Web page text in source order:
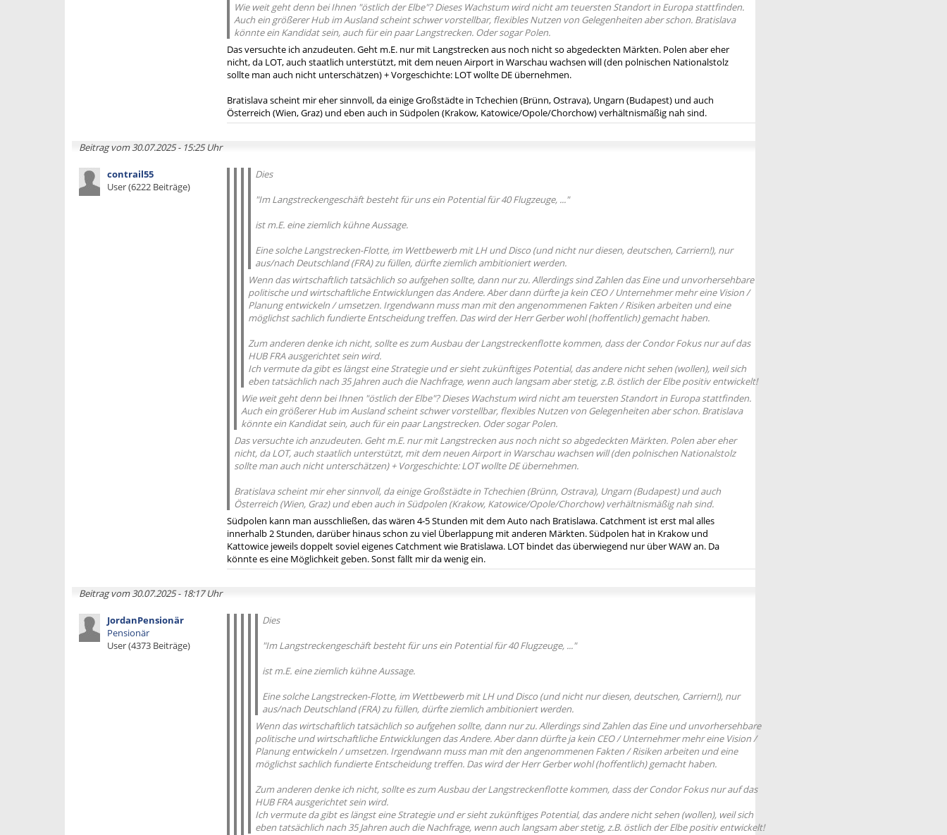
Wie weit geht denn bei Ihnen "östlich der Elbe"? Dieses Wachstum wird nicht am teuersten Standort in Europa stattfinden.
Auch ein größerer Hub im Ausland scheint schwer vorstellbar, flexibles Nutzen von Gelegenheiten aber schon. Bratislava
könnte ein Kandidat sein, auch für ein paar Langstrecken. Oder sogar Polen.
Das versuchte ich anzudeuten. Geht m.E. nur mit Langstrecken aus noch nicht so abgedeckten Märkten. Polen aber eher
nicht, da LOT, auch staatlich unterstützt, mit dem neuen Airport in Warschau wachsen will (den polnischen Nationalstolz
sollte man auch nicht unterschätzen) + Vorgeschichte: LOT wollte DE übernehmen.
Bratislava scheint mir eher sinnvoll, da einige Großstädte in Tchechien (Brünn, Ostrava), Ungarn (Budapest) und auch
Österreich (Wien, Graz) und eben auch in Südpolen (Krakow, Katowice/Opole/Chorchow) verhältnismäßig nah sind.
Beitrag vom 30.07.2025 - 15:25 Uhr
contrail55
User (6222 Beiträge)
Dies
"Im Langstreckengeschäft besteht für uns ein Po­tential für 40 Flugzeuge, ..."
ist m.E. eine ziemlich kühne Aussage.
Eine solche Langstrecken-Flotte, im Wettbewerb mit LH und Disco (und nicht nur diesen, deutschen, Carriern!), nur
aus/nach Deutschland (FRA) zu füllen, dürfte ziemlich ambitioniert werden.
Wenn das wirtschaftlich tatsächlich so aufgehen sollte, dann nur zu. Allerdings sind Zahlen das Eine und unvorhersehbare
politische und wirtschaftliche Entwicklungen das Andere. Aber dann dürfte ja kein CEO / Unternehmer mehr eine Vision /
Planung entwickeln / umsetzen. Irgendwann muss man mit den angenommenen Fakten / Risiken arbeiten und eine
möglichst sachlich fundierte Entscheidung treffen. Das wird der Herr Gerber wohl (hoffentlich) gemacht haben.
Zum anderen denke ich nicht, sollte es zum Ausbau der Langstreckenflotte kommen, dass der Condor Fokus nur auf das
HUB FRA ausgerichtet sein wird.
Ich vermute da gibt es längst eine Strategie und er sieht zukünftiges Potential, das andere nicht sehen (wollen), weil sich
eben tatsächlich nach 35 Jahren auch die Nachfrage, wenn auch langsam aber stetig, z.B. östlich der Elbe positiv entwickelt!
Wie weit geht denn bei Ihnen "östlich der Elbe"? Dieses Wachstum wird nicht am teuersten Standort in Europa stattfinden.
Auch ein größerer Hub im Ausland scheint schwer vorstellbar, flexibles Nutzen von Gelegenheiten aber schon. Bratislava
könnte ein Kandidat sein, auch für ein paar Langstrecken. Oder sogar Polen.
Das versuchte ich anzudeuten. Geht m.E. nur mit Langstrecken aus noch nicht so abgedeckten Märkten. Polen aber eher
nicht, da LOT, auch staatlich unterstützt, mit dem neuen Airport in Warschau wachsen will (den polnischen Nationalstolz
sollte man auch nicht unterschätzen) + Vorgeschichte: LOT wollte DE übernehmen.
Bratislava scheint mir eher sinnvoll, da einige Großstädte in Tchechien (Brünn, Ostrava), Ungarn (Budapest) und auch
Österreich (Wien, Graz) und eben auch in Südpolen (Krakow, Katowice/Opole/Chorchow) verhältnismäßig nah sind.
Südpolen kann man ausschließen, das wären 4-5 Stunden mit dem Auto nach Bratislawa. Catchment ist erst mal alles
innerhalb 2 Stunden, darüber hinaus schon zu viel Überlappung mit anderen Märkten. Südpolen hat in Krakow und
Kattowice jeweils doppelt soviel eigenes Catchment wie Bratislawa. LOT bindet das überwiegend nur über WAW an. Da
könnte es eine Möglichkeit geben. Sonst fällt mir da wenig ein.
Beitrag vom 30.07.2025 - 18:17 Uhr
JordanPensionär
Pensionär
User (4373 Beiträge)
Dies
"Im Langstreckengeschäft besteht für uns ein Po­tential für 40 Flugzeuge, ..."
ist m.E. eine ziemlich kühne Aussage.
Eine solche Langstrecken-Flotte, im Wettbewerb mit LH und Disco (und nicht nur diesen, deutschen, Carriern!), nur
aus/nach Deutschland (FRA) zu füllen, dürfte ziemlich ambitioniert werden.
Wenn das wirtschaftlich tatsächlich so aufgehen sollte, dann nur zu. Allerdings sind Zahlen das Eine und unvorhersehbare
politische und wirtschaftliche Entwicklungen das Andere. Aber dann dürfte ja kein CEO / Unternehmer mehr eine Vision /
Planung entwickeln / umsetzen. Irgendwann muss man mit den angenommenen Fakten / Risiken arbeiten und eine
möglichst sachlich fundierte Entscheidung treffen. Das wird der Herr Gerber wohl (hoffentlich) gemacht haben.
Zum anderen denke ich nicht, sollte es zum Ausbau der Langstreckenflotte kommen, dass der Condor Fokus nur auf das
HUB FRA ausgerichtet sein wird.
Ich vermute da gibt es längst eine Strategie und er sieht zukünftiges Potential, das andere nicht sehen (wollen), weil sich
eben tatsächlich nach 35 Jahren auch die Nachfrage, wenn auch langsam aber stetig, z.B. östlich der Elbe positiv entwickelt!